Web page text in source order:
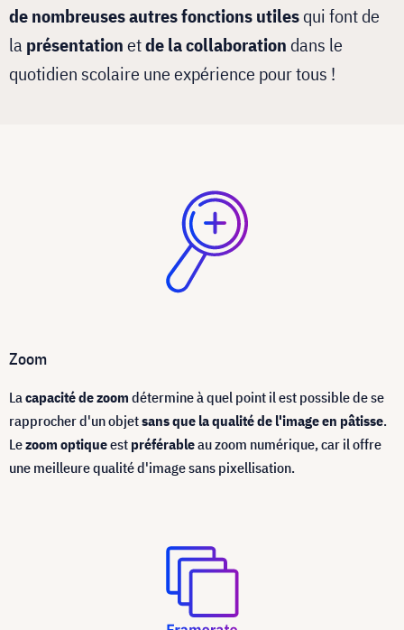
de nombreuses autres fonctions utilesqui font de
laprésentationetde la collaboration dans le
quotidien scolaire une expérience pour tous !
Zoom
Lacapacité de zoom détermine à quel point il est possible de se
rapprocher d'un objetsans que la qualité de l'image en pâtisse.
Lezoom optiqueest préférableau zoom numérique, car il offre
une meilleure qualité d'image sans pixellisation.